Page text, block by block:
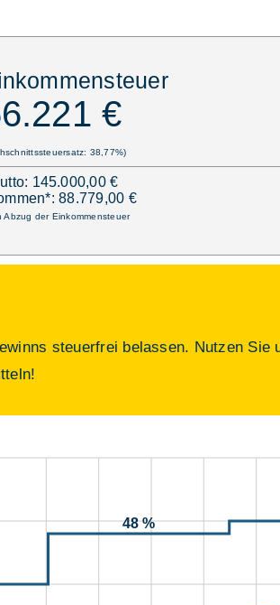
€
38,77%)
145.000,00 €
88.779,00 €
Abzug der Einkommensteuer
steuerfrei belassen. Nutzen Sie
48 %